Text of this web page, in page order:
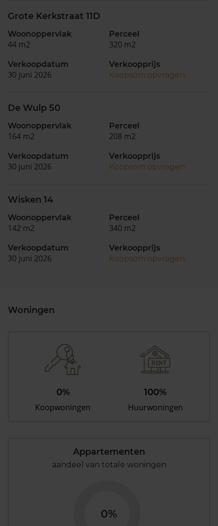
Grote Kerkstraat 11D
Woonoppervlak
44 m2
Perceel
320 m2
Verkoopdatum
30 juni 2026
Verkoopprijs
Koopsom opvragen
De Wulp 50
Woonoppervlak
164 m2
Perceel
208 m2
Verkoopdatum
30 juni 2026
Verkoopprijs
Koopsom opvragen
Wisken 14
Woonoppervlak
142 m2
Perceel
340 m2
Verkoopdatum
30 juni 2026
Verkoopprijs
Koopsom opvragen
Woningen
0%
Koopwoningen
100%
Huurwoningen
Appartementen
aandeel van totale woningen
0%